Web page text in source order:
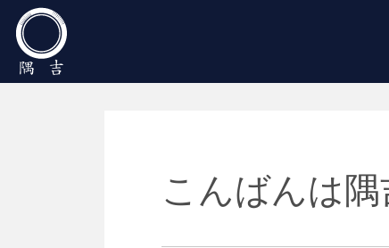
Main Navigation
こんばんは